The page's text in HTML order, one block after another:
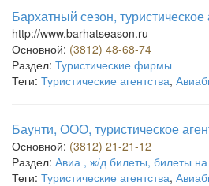
Бархатный сезон, туристическое
http://www.barhatseason.ru
Основной: (3812) 48-68-74
Раздел: Туристические фирмы
Теги: Туристические агентства,
Баунти, ООО, туристическое
Основной: (3812) 21-21-12
Раздел: Авиа , ж/д билеты, билеты на
Теги: Туристические агентства,